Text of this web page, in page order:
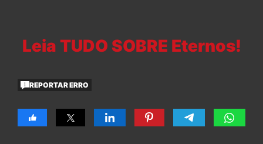
Leia TUDO SOBRE Eternos!
REPORTAR ERRO